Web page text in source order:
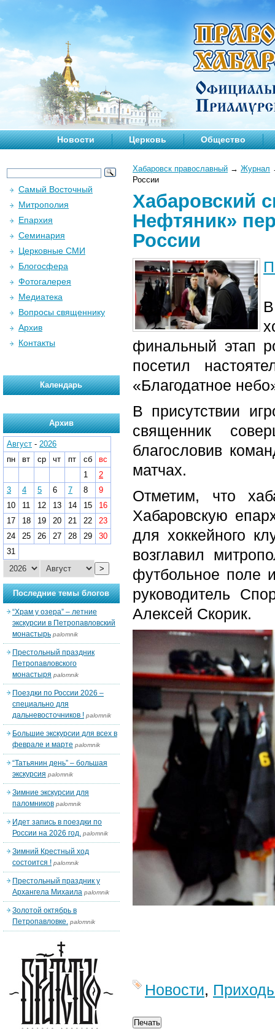
Новости Церковь Общество
Хабаровск православный → Журнал
России
Хабаровский
Нефтяник»
России
финальный этап
посетил
«Благодатное
В присутствии
священник
благословив
матчах.
Отметим, что
Хабаровскую
для хоккейного
возглавил
футбольное поле
руководитель
Алексей Скорик.
Новости,
Самый Восточный
Митрополия
Епархия
Семинария
Церковные СМИ
Блогосфера
Фотогалерея
Медиатека
Вопросы священнику
Архив
Контакты
Календарь
Архив
Август - 2026
пн
вт ср чт пт сб
вс
1
2
3
4 5 6 7 8
9
10
11 12 13 14 15
16
17
18 19 20 21 22
23
24
25 26 27 28 29
30
31
>
Последние темы блогов
“Храм у озера” – летние
экскурсии в Петропавловский
монастырь palomnik
Престольный праздник
Петропавловского
монастыря palomnik
Поездки по России 2026 –
специально для
дальневосточников ! palomnik
Большие экскурсии для всех в
феврале и марте palomnik
“Татьянин день” – большая
экскурсия palomnik
Зимние экскурсии для
паломников palomnik
Идет запись в поездки по
России на 2026 год. palomnik
Зимний Крестный ход
состоится ! palomnik
Престольный праздник у
Архангела Михаила palomnik
Золотой октябрь в
Петропавловке. palomnik